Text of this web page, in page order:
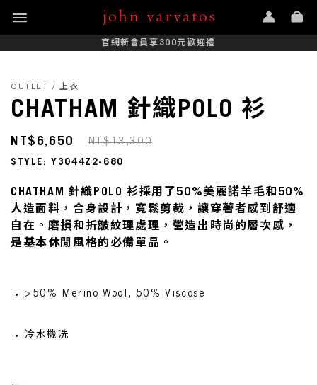
官網新會員享300元歡迎禮
OUTLET / 上衣
CHATHAM 針織POLO 衫
STYLE: Y3044Z2-680
CHATHAM 針織POLO 衫採用了50%美麗諾羊毛和50%
人造面料，合身設計，寬鬆剪裁，讓穿著者感到舒適
自在。磨損和折皺紋理處理，營造出時尚的層次感，
是基本休閒風格的必備單品。
>50% Merino Wool, 50% Viscose
冷水機洗
NT$6,650 NT$13,300